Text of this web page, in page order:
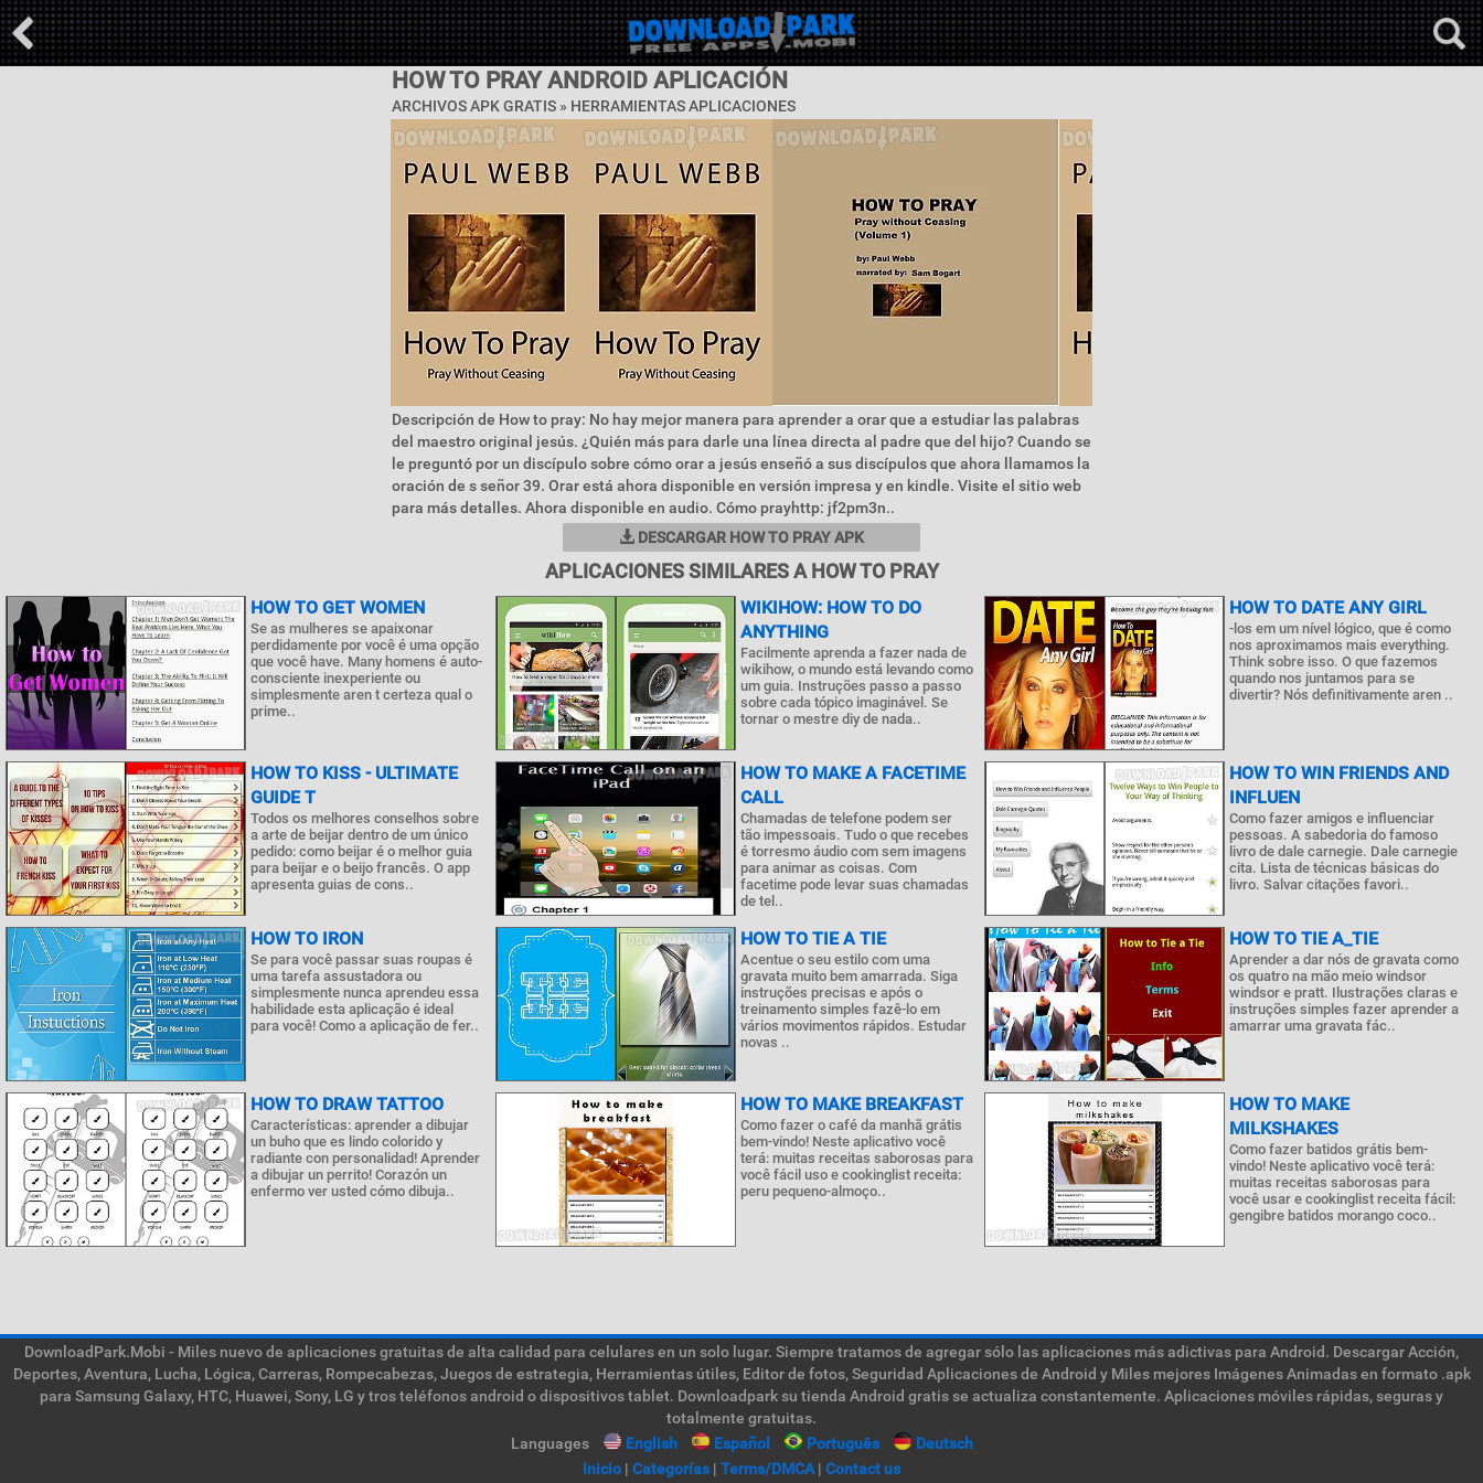
HOW TO PRAY ANDROID APLICACIÓN
ARCHIVOS APK GRATIS » HERRAMIENTAS APLICACIONES
Descripción de How to pray: No hay mejor manera para aprender a orar que a estudiar las palabras
del maestro original jesús. ¿Quién más para darle una línea directa al padre que del hijo? Cuando se
le preguntó por un discípulo sobre cómo orar a jesús enseñó a sus discípulos que ahora llamamos la
oración de s señor 39. Orar está ahora disponible en versión impresa y en kindle. Visite el sitio web
para más detalles. Ahora disponible en audio. Cómo prayhttp: jf2pm3n..
DESCARGAR HOW TO PRAY APK
APLICACIONES SIMILARES A HOW TO PRAY
HOW TO GET WOMEN
Se as mulheres se apaixonar
perdidamente por você é uma opção
que você have. Many homens é auto-
consciente inexperiente ou
simplesmente aren t certeza qual o
prime..
WIKIHOW: HOW TO DO
ANYTHING
Facilmente aprenda a fazer nada de
wikihow, o mundo está levando como
um guia. Instruções passo a passo
sobre cada tópico imaginável. Se
tornar o mestre diy de nada..
HOW TO DATE ANY GIRL
-los em um nível lógico, que é como
nos aproximamos mais everything.
Think sobre isso. O que fazemos
quando nos juntamos para se
divertir? Nós definitivamente aren ..
HOW TO KISS - ULTIMATE
GUIDE T
Todos os melhores conselhos sobre
a arte de beijar dentro de um único
pedido: como beijar é o melhor guia
para beijar e o beijo francês. O app
apresenta guias de cons..
HOW TO MAKE A FACETIME
CALL
Chamadas de telefone podem ser
tão impessoais. Tudo o que recebes
é torresmo áudio com sem imagens
para animar as coisas. Com
facetime pode levar suas chamadas
de tel..
HOW TO WIN FRIENDS AND
INFLUEN
Como fazer amigos e influenciar
pessoas. A sabedoria do famoso
livro de dale carnegie. Dale carnegie
cita. Lista de técnicas básicas do
livro. Salvar citações favori..
HOW TO IRON
Se para você passar suas roupas é
uma tarefa assustadora ou
simplesmente nunca aprendeu essa
habilidade esta aplicação é ideal
para você! Como a aplicação de fer..
HOW TO TIE A TIE
Acentue o seu estilo com uma
gravata muito bem amarrada. Siga
instruções precisas e após o
treinamento simples fazê-lo em
vários movimentos rápidos. Estudar
novas ..
HOW TO TIE A_TIE
Aprender a dar nós de gravata como
os quatro na mão meio windsor
windsor e pratt. Ilustrações claras e
instruções simples fazer aprender a
amarrar uma gravata fác..
HOW TO DRAW TATTOO
Características: aprender a dibujar
un buho que es lindo colorido y
radiante con personalidad! Aprender
a dibujar un perrito! Corazón un
enfermo ver usted cómo dibuja..
HOW TO MAKE BREAKFAST
Como fazer o café da manhã grátis
bem-vindo! Neste aplicativo você
terá: muitas receitas saborosas para
você fácil uso e cookinglist receita:
peru pequeno-almoço..
HOW TO MAKE
MILKSHAKES
Como fazer batidos grátis bem-
vindo! Neste aplicativo você terá:
muitas receitas saborosas para
você usar e cookinglist receita fácil:
gengibre batidos morango coco..
DownloadPark.Mobi - Miles nuevo de aplicaciones gratuitas de alta calidad para celulares en un solo lugar. Siempre tratamos de agregar sólo las aplicaciones más adictivas para Android. Descargar Acción,
Deportes, Aventura, Lucha, Lógica, Carreras, Rompecabezas, Juegos de estrategia, Herramientas útiles, Editor de fotos, Seguridad Aplicaciones de Android y Miles mejores Imágenes Animadas en formato .apk
para Samsung Galaxy, HTC, Huawei, Sony, LG y tros teléfonos android o dispositivos tablet. Downloadpark su tienda Android gratis se actualiza constantemente. Aplicaciones móviles rápidas, seguras y
totalmente gratuitas.
Languages
English Español Português
Deutsch
Inicio | Categorías | Terms/DMCA| Contact us